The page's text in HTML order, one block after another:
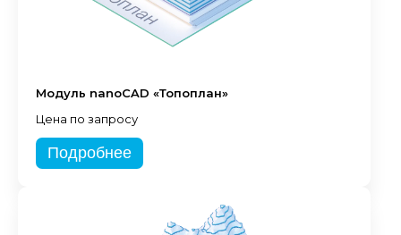
Модуль nanoCAD «Топоплан»
Цена по запросу
Подробнее